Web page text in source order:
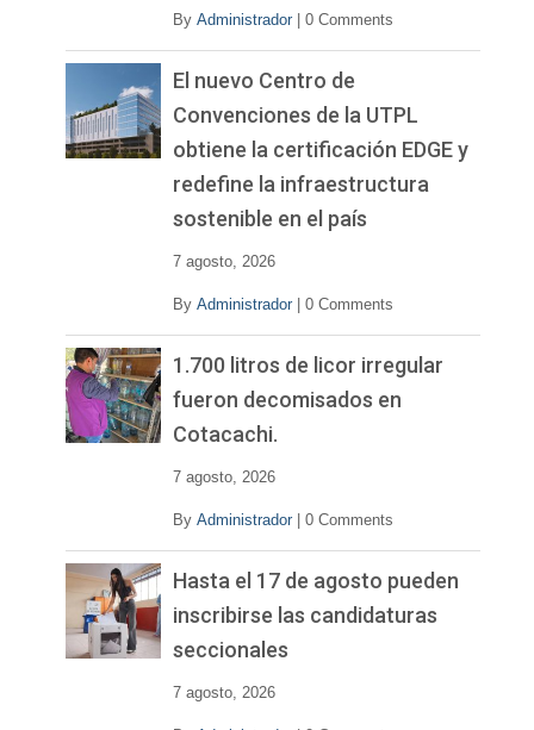
By Administrador 0 Comments
El nuevo Centro de
Convenciones de la UTPL
obtiene la certificación EDGE y
redefine la infraestructura
sostenible en el país
7 agosto, 2026
By Administrador 0 Comments
1.700 litros de licor irregular
fueron decomisados en
Cotacachi.
7 agosto, 2026
By Administrador 0 Comments
Hasta el 17 de agosto pueden
inscribirse las candidaturas
seccionales
7 agosto, 2026